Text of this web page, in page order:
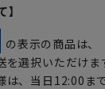
の表示の商品は、
選択いただけま
は、当日12:00ま